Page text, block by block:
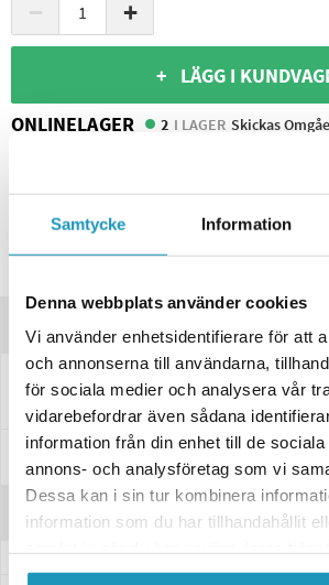
Samtycke Information
Denna webbplats använder cookies
Vi använder enhetsidentifierare för att
och annonserna till användarna,
för sociala medier och analysera vår
vidarebefordrar även sådana
information från din enhet till de
annons- och analysföretag som vi
Dessa kan i sin tur kombinera
information som du har tillhandahållit
− +
+ LÄGG I
ONLINELAGER
2 I LAGER Skickas
Leverans- & Returinformation
Spara produkt
Produktinformation
Justerskruven du lossar för att ändra
slaghackar och gräsklippare med swinglock-
Specifikationer
Recensioner